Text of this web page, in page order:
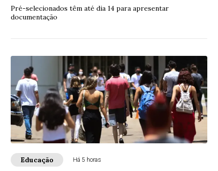
Pré-selecionados têm até dia 14 para apresentar
documentação
Educação Há 5 horas